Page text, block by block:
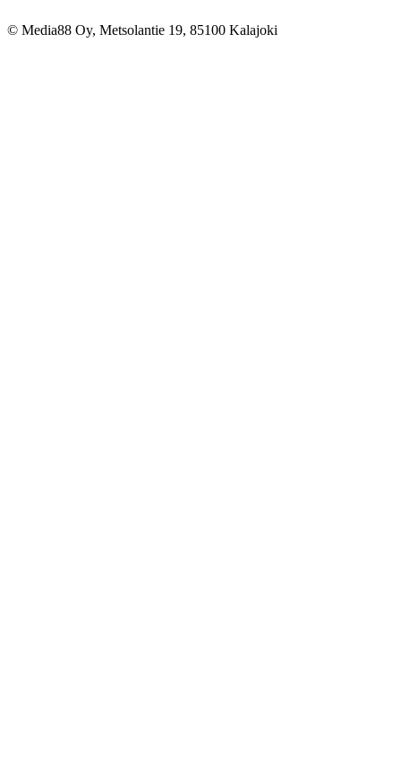
© Media88 Oy, Metsolantie 19, 85100 Kalajoki